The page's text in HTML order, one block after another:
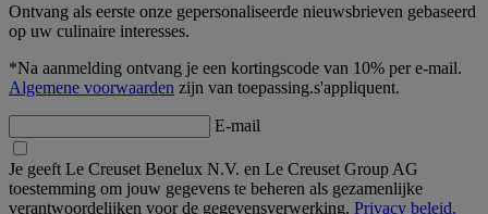
Ontvang als eerste onze gepersonaliseerde nieuwsbrieven gebaseerd
op uw culinaire interesses.
*Na aanmelding ontvang je een kortingscode van 10% per e-mail.
Algemene voorwaarden zijn van toepassing.s'appliquent.
E-mail
Je geeft Le Creuset Benelux N.V. en Le Creuset Group AG
toestemming om jouw gegevens te beheren als gezamenlijke
verantwoordelijken voor de gegevensverwerking. Privacy beleid.